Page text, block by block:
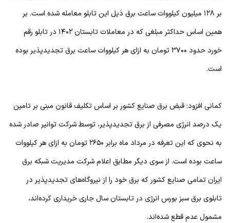
بر ۱۲۸ میلیون کیلووات ساعت برق ذیل این تابلو معامله شده است. بر
همین اساس حداکثر مبلغی که در معاملات تابستان ۱۴۰۲ در تابلو رقم
خورد حدود ۳۷۰۰ تومان به ازای هر کیلووات ساعت برق تجدیدپذیر بوده
است.
کمانی افزود: قبض برق صنایع کشور بر اساس تکلیف قانون مبنی بر تامین
یک درصد انرژی مصرفی از برق تجدیدپذیر، توسط شرکت توانیر صادر شده
به نحوی که این تعرفه در مرداد ماه برابر ۲۶۵۰ تومان به ازای هر کیلووات
ساعت بوده است. از سوی دیگر مطابق اعلام شرکت مدیریت شبکه برق
ایران تمامی صنایع کشور که برق خود را از نیروگاه‌های تجدیدپذیر در
تابلوی برق سبز بورس انرژی در تابستان سال جاری خریداری کرده‌اند،
مشمول عدم قطع شده‌اند.